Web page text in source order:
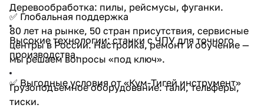
Деревообработка: пилы, рейсмусы, фуганки.
Высокие технологии: станки с ЧПУ для точного
производства.
Грузоподъемное оборудование: тали, тельферы,
тиски.
✅ Глобальная поддержка
80 лет на рынке, 50 стран присутствия, сервисные
центры в России. Настройка, ремонт и обучение —
мы решаем вопросы «под ключ».
✅ Выгодные условия от «Кум-Тигей инструмент»
раз в 2 недели